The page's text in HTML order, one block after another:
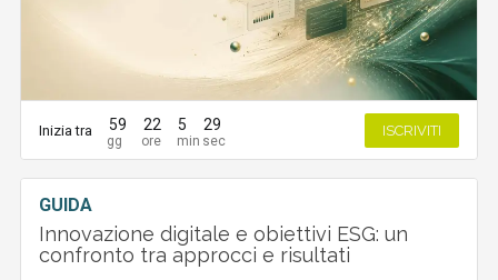
Inizia tra 59 22 5 28 ISCRIVITI
GUIDA
Innovazione digitale e obiettivi ESG: un
confronto tra approcci e risultati